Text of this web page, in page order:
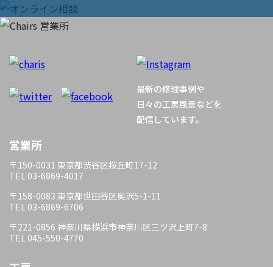
ビ
ー
シ
ョ
ン
最新の修理事例や
日々の工房風景などを
配信しています。
営業所
〒150-0031 東京都渋谷区桜丘町17-12
TEL 03-6869-4017
〒158-0083 東京都世田谷区奥沢5-1-11
TEL 03-6869-6706
〒221-0856 神奈川県横浜市神奈川区三ツ沢上町7-8
TEL 045-550-4770